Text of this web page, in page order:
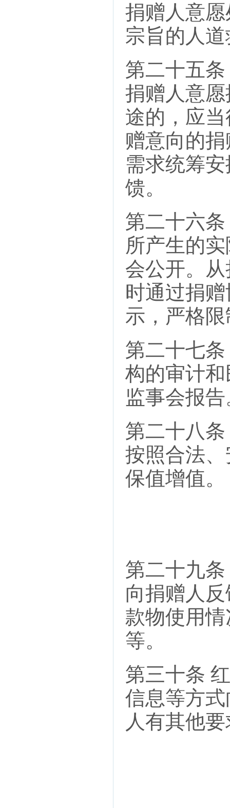
捐赠人意
宗旨的人
第二十五
捐赠人意
途的，应
赠意向的
需求统筹
馈。
第二十六
所产生的
会公开。
时通过捐
示，严格
第二十七
构的审计
监事会报
第二十八
按照合法
保值增值。
第二十九
向捐赠人
款物使用
等。
第三十条
信息等方
人有其他